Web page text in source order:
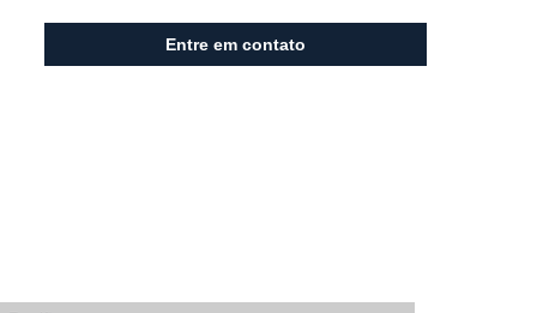
Corrimão de Tubo Galvanizado
Corrimão Ferro Galvanizado
Entre em contato